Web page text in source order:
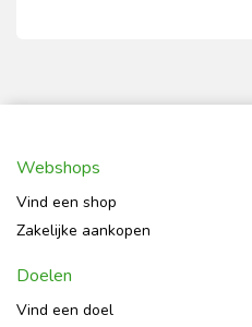
Webshops
Vind een shop
Zakelijke aankopen
Doelen
Vind een doel